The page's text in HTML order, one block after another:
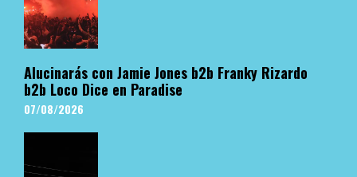
Alucinarás con Jamie Jones b2b Franky Rizardo
b2b Loco Dice en Paradise
07/08/2026